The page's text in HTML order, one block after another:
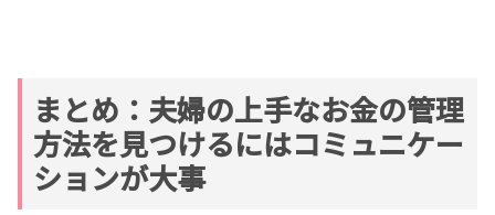
まとめ：夫婦の上手なお金の管理
方法を見つけるにはコミュニケー
ションが大事